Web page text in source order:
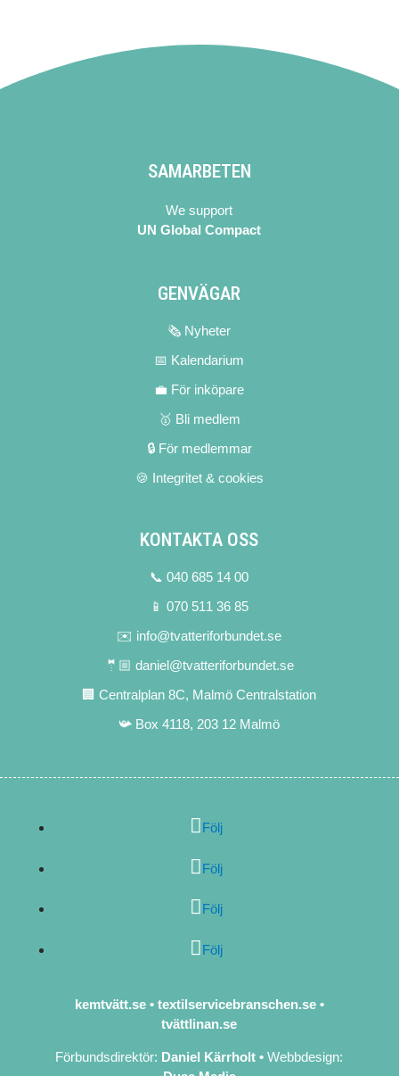
SAMARBETEN
We support
UN Global Compact
GENVÄGAR
🗞 Nyheter
📅 Kalendarium
💼 För inköpare
🥇 Bli medlem
🔒 För medlemmar
🍪 Integritet & cookies
KONTAKTA OSS
📞 040 685 14 00
📱 070 511 36 85
✉️ info@tvatteriforbundet.se
🤵🏼 daniel@tvatteriforbundet.se
🏢 Centralplan 8C, Malmö Centralstation
📯 Box 4118, 203 12 Malmö
Följ
Följ
Följ
Följ
kemtvätt.se • textilservicebranschen.se •
tvättlinan.se
Förbundsdirektör: Daniel Kärrholt • Webbdesign: